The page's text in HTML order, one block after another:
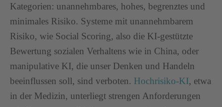
Kategorien: unannehmbares, hohes, begrenztes und
minimales Risiko. Systeme mit unannehmbarem
Risiko, wie Social Scoring, also die KI-gestützte
Bewertung sozialen Verhaltens wie in China, oder
manipulative KI, die unser Denken und Handeln
beeinflussen soll, sind verboten. Hochrisiko-KI, etwa
in der Medizin, unterliegt strengen Anforderungen